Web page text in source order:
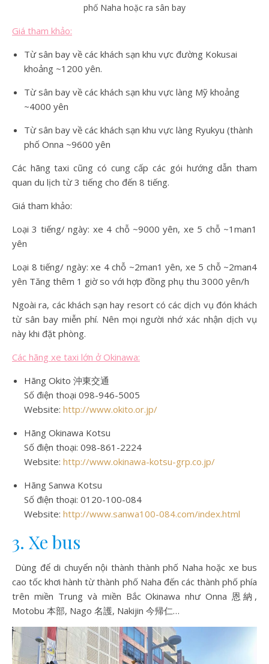
phố Naha hoặc ra sân bay
Giá tham khảo:
Từ sân bay về các khách sạn khu vực đường Kokusai
khoảng ~1200 yên.
Từ sân bay về các khách sạn khu vực làng Mỹ khoảng
~4000 yên
Từ sân bay về các khách sạn khu vực làng Ryukyu (thành
phố Onna ~9600 yên
Các hãng taxi cũng có cung cấp các gói hướng dẫn tham
quan du lịch từ 3 tiếng cho đến 8 tiếng.
Giá tham khảo:
Loại 3 tiếng/ ngày: xe 4 chỗ ~9000 yên, xe 5 chỗ ~1man1
yên
Loại 8 tiếng/ ngày: xe 4 chỗ ~2man1 yên, xe 5 chỗ ~2man4
yên Tăng thêm 1 giờ so với hợp đồng phụ thu 3000 yên/h
Ngoài ra, các khách sạn hay resort có các dịch vụ đón khách
từ sân bay miễn phí. Nên mọi người nhớ xác nhận dịch vụ
này khi đặt phòng.
Các hãng xe taxi lớn ở Okinawa:
Hãng Okito 沖東交通
Số điện thoại 098-946-5005
Website: http://www.okito.or.jp/
Hãng Okinawa Kotsu
Số điện thoại: 098-861-2224
Website: http://www.okinawa-kotsu-grp.co.jp/
Hãng Sanwa Kotsu
Số điện thoại: 0120-100-084
Website: http://www.sanwa100-084.com/index.html
3. Xe bus
Dùng để di chuyển nội thành thành phố Naha hoặc xe bus
cao tốc khơi hành từ thành phố Naha đến các thành phố phía
trên miền Trung và miền Bắc Okinawa như Onna 恩納,
Motobu 本部, Nago 名護, Nakijin 今帰仁…